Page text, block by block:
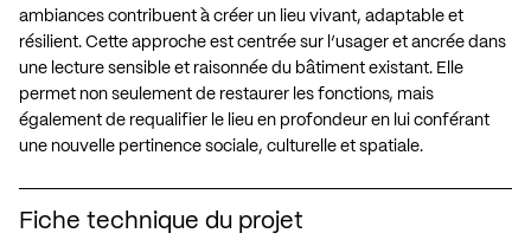
ambiances contribuent à créer un lieu vivant, adaptable et
résilient. Cette approche est centrée sur l’usager et ancrée dans
une lecture sensible et raisonnée du bâtiment existant. Elle
permet non seulement de restaurer les fonctions, mais
également de requalifier le lieu en profondeur en lui conférant
une nouvelle pertinence sociale, culturelle et spatiale.
Fiche technique du projet